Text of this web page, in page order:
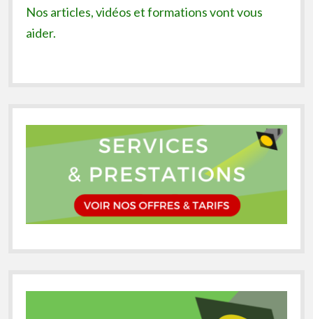
Nos articles, vidéos et formations vont vous
aider.